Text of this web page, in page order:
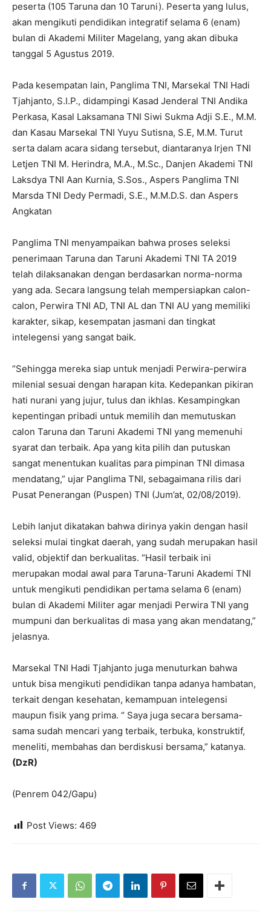
peserta (105 Taruna dan 10 Taruni). Peserta yang lulus,
akan mengikuti pendidikan integratif selama 6 (enam)
bulan di Akademi Militer Magelang, yang akan dibuka
tanggal 5 Agustus 2019.
Pada kesempatan lain, Panglima TNI, Marsekal TNI Hadi
Tjahjanto, S.I.P., didampingi Kasad Jenderal TNI Andika
Perkasa, Kasal Laksamana TNI Siwi Sukma Adji S.E., M.M.
dan Kasau Marsekal TNI Yuyu Sutisna, S.E, M.M. Turut
serta dalam acara sidang tersebut, diantaranya Irjen TNI
Letjen TNI M. Herindra, M.A., M.Sc., Danjen Akademi TNI
Laksdya TNI Aan Kurnia, S.Sos., Aspers Panglima TNI
Marsda TNI Dedy Permadi, S.E., M.M.D.S. dan Aspers
Angkatan
Panglima TNI menyampaikan bahwa proses seleksi
penerimaan Taruna dan Taruni Akademi TNI TA 2019
telah dilaksanakan dengan berdasarkan norma-norma
yang ada. Secara langsung telah mempersiapkan calon-
calon, Perwira TNI AD, TNI AL dan TNI AU yang memiliki
karakter, sikap, kesempatan jasmani dan tingkat
intelegensi yang sangat baik.
“Sehingga mereka siap untuk menjadi Perwira-perwira
milenial sesuai dengan harapan kita. Kedepankan pikiran
hati nurani yang jujur, tulus dan ikhlas. Kesampingkan
kepentingan pribadi untuk memilih dan memutuskan
calon Taruna dan Taruni Akademi TNI yang memenuhi
syarat dan terbaik. Apa yang kita pilih dan putuskan
sangat menentukan kualitas para pimpinan TNI dimasa
mendatang,” ujar Panglima TNI, sebagaimana rilis dari
Pusat Penerangan (Puspen) TNI (Jum’at, 02/08/2019).
Lebih lanjut dikatakan bahwa dirinya yakin dengan hasil
seleksi mulai tingkat daerah, yang sudah merupakan hasil
valid, objektif dan berkualitas. “Hasil terbaik ini
merupakan modal awal para Taruna-Taruni Akademi TNI
untuk mengikuti pendidikan pertama selama 6 (enam)
bulan di Akademi Militer agar menjadi Perwira TNI yang
mumpuni dan berkualitas di masa yang akan mendatang,”
jelasnya.
Marsekal TNI Hadi Tjahjanto juga menuturkan bahwa
untuk bisa mengikuti pendidikan tanpa adanya hambatan,
terkait dengan kesehatan, kemampuan intelegensi
maupun fisik yang prima. “ Saya juga secara bersama-
sama sudah mencari yang terbaik, terbuka, konstruktif,
meneliti, membahas dan berdiskusi bersama,” katanya.
(DzR)
(Penrem 042/Gapu)
Post Views: 469